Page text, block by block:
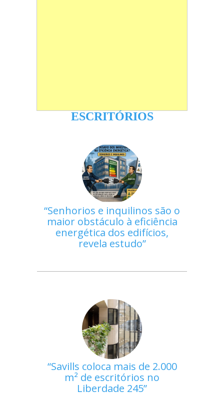
ESCRITÓRIOS
Senhorios e inquilinos são o
maior obstáculo à eficiência
energética dos edifícios,
revela estudo
Savills coloca mais de 2.000
m² de escritórios no
Liberdade 245